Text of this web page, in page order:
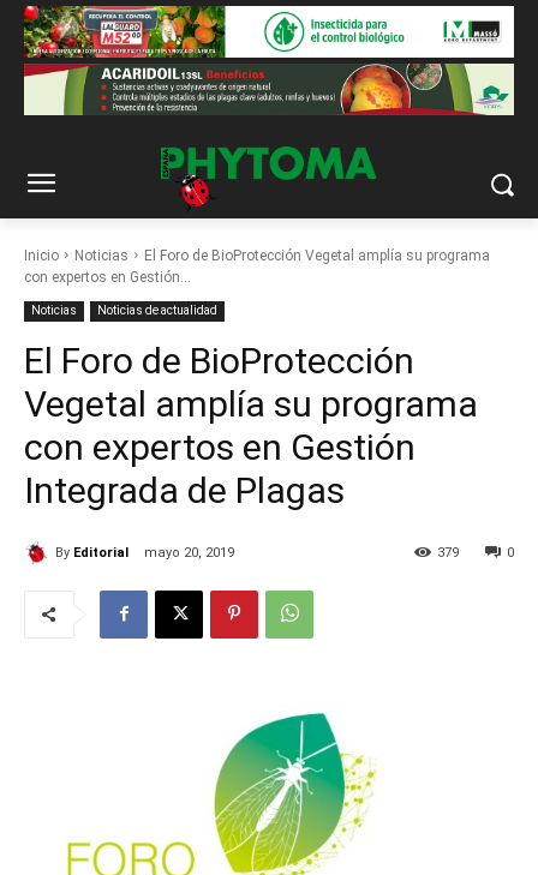
Inicio Noticias
El Foro de BioProtección Vegetal amplía su programa
con expertos en Gestión...
Noticias Noticias de actualidad
El Foro de BioProtección
Vegetal amplía su programa
con expertos en Gestión
Integrada de Plagas
By Editorial mayo 20, 2019 0
379